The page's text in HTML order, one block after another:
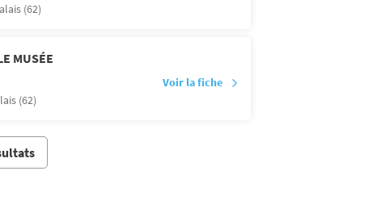
(62)
MUSÉE
(62)
Voir la fiche